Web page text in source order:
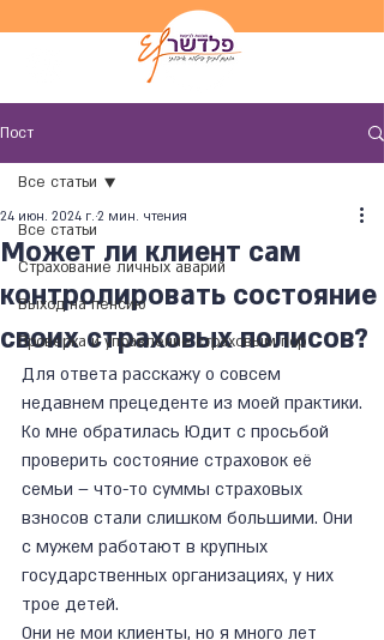
Пост
Все статьи
Страхование личных аварий
Выход на пенсию
Проверка и управление страховым пор
Все статьи
Может ли клиент сам
контролировать состояние
своих страховых полисов?
24 июн. 2024 г. 2 мин. чтения
Для ответа расскажу о совсем
недавнем прецеденте из моей практики.
Ко мне обратилась Юдит с просьбой
проверить состояние страховок её
семьи – что-то суммы страховых
взносов стали слишком большими. Они
с мужем работают в крупных
государственных организациях, у них
трое детей.
Они не мои клиенты, но я много лет